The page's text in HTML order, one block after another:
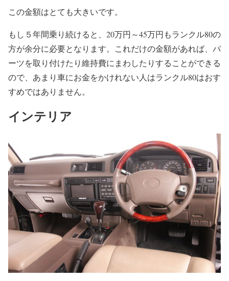
この金額はとても大きいです。
もし５年間乗り続けると、20万円～45万円もランクル80の
方が余分に必要となります。これだけの金額があれば、パ
ーツを取り付けたり維持費にまわしたりすることができる
ので、あまり車にお金をかけれない人はランクル80はおす
すめではありません。
インテリア